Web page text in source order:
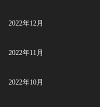
2022年12月
2022年11月
2022年10月